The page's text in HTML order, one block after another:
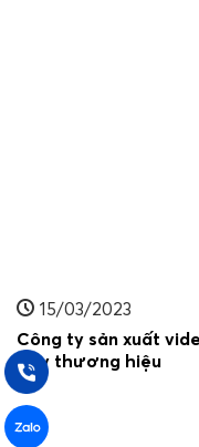
15/03/2023
Công ty sản xuất
đẩy thương hiệu